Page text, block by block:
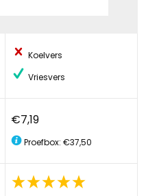
Koelvers
Vriesvers
€7,19
Proefbox: €37,50